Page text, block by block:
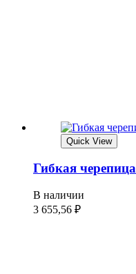
Quick View
Гибкая
В наличии
3 655,56 ₽